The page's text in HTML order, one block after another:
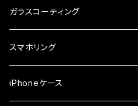
ガラスフィルム
シンプルスマホ
ガラスフィルム
らくらくスマホ
ガラスフィルム
OPPO
iPhone17e
iPhone17ProMax
Android
ガラスコーティング
スマホリング
iPhoneケース